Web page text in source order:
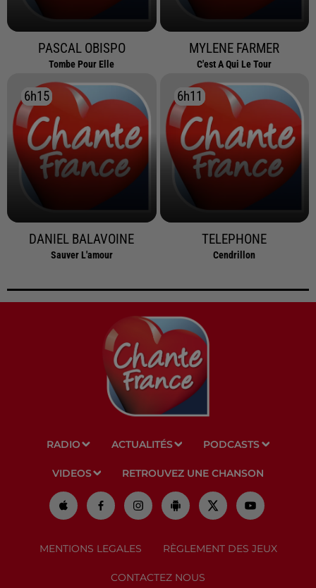
PASCAL OBISPO
Tombe Pour Elle
MYLENE FARMER
C'est A Qui Le Tour
6h15
6h15
DANIEL BALAVOINE
Sauver L'amour
6h11
6h11
TELEPHONE
Cendrillon
RADIO ACTUALITÉS PODCASTS
VIDEOS RETROUVEZ UNE CHANSON
MENTIONS LEGALES RÈGLEMENT DES JEUX
CONTACTEZ NOUS